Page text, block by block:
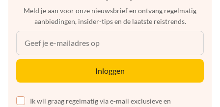
Meld je aan voor onze nieuwsbrief en ontvang regelmatig
aanbiedingen, insider-tips en de laatste reistrends.
Inloggen
Ik wil graag regelmatig via e-mail exclusieve en